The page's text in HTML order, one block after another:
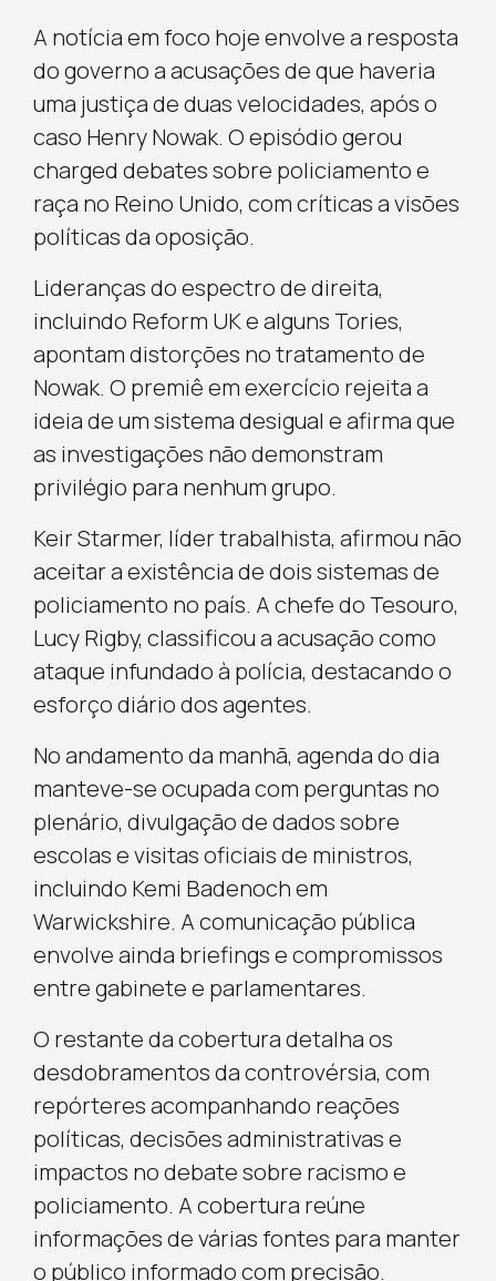
A notícia em foco hoje envolve a resposta
do governo a acusações de que haveria
uma justiça de duas velocidades, após o
caso Henry Nowak. O episódio gerou
charged debates sobre policiamento e
raça no Reino Unido, com críticas a visões
políticas da oposição.
Lideranças do espectro de direita,
incluindo Reform UK e alguns Tories,
apontam distorções no tratamento de
Nowak. O premiê em exercício rejeita a
ideia de um sistema desigual e afirma que
as investigações não demonstram
privilégio para nenhum grupo.
Keir Starmer, líder trabalhista, afirmou não
aceitar a existência de dois sistemas de
policiamento no país. A chefe do Tesouro,
Lucy Rigby, classificou a acusação como
ataque infundado à polícia, destacando o
esforço diário dos agentes.
No andamento da manhã, agenda do dia
manteve-se ocupada com perguntas no
plenário, divulgação de dados sobre
escolas e visitas oficiais de ministros,
incluindo Kemi Badenoch em
Warwickshire. A comunicação pública
envolve ainda briefings e compromissos
entre gabinete e parlamentares.
O restante da cobertura detalha os
desdobramentos da controvérsia, com
repórteres acompanhando reações
políticas, decisões administrativas e
impactos no debate sobre racismo e
policiamento. A cobertura reúne
informações de várias fontes para manter
o público informado com precisão.